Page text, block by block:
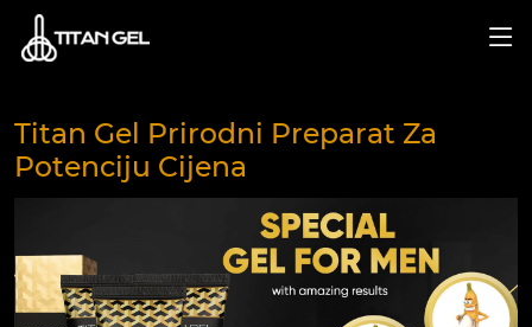
Titan Gel Prirodni Preparat Za
Potenciju Cijena